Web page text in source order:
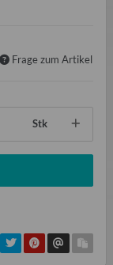
Frage zum Artikel
Stk